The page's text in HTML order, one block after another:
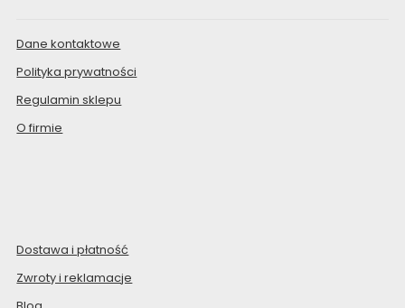
Dane kontaktowe
Polityka prywatności
Regulamin sklepu
O firmie
Dostawa i płatność
Zwroty i reklamacje